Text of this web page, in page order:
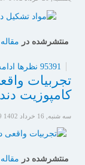
منتشرشده در
95391 نظرها
تجربیات
کامپوزیت
سه شنبه, 16 خرداد 1402 04:59
منتشرشده در